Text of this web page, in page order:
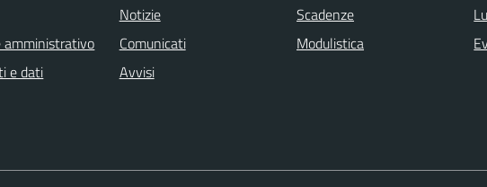
amministrativo
e dati
Notizie
Comunicati
Avvisi
Scadenze
Modulistica